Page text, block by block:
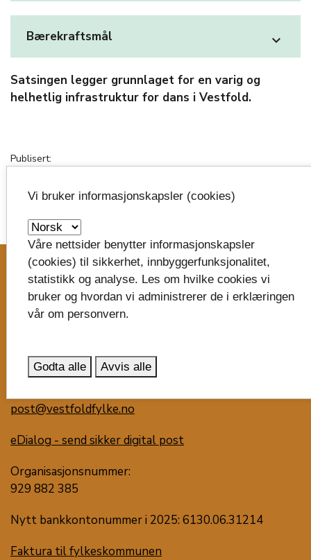
Bærekraftsmål expand_more
Satsingen legger grunnlaget for en varig og
helhetlig infrastruktur for dans i Vestfold.
Publisert:
01.07.2026 kl.15:16
image_search
Skriv til oss
Vestfold fylkeskommune
Trudvang
3105 Tønsberg
post@vestfoldfylke.no
eDialog - send sikker digital post
Organisasjonsnummer:
929 882 385
Nytt bankkontonummer i 2025: 6130.06.31214
Faktura til fylkeskommunen
Vi bruker informasjonskapsler (cookies)
Våre nettsider benytter informasjonskapsler
(cookies) til sikkerhet, innbyggerfunksjonalitet,
statistikk og analyse. Les om hvilke cookies vi
bruker og hvordan vi administrerer de i erklæringen
vår om personvern.
Godta alle Avvis alle